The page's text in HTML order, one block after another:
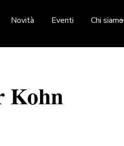
Novità Eventi Chi siamo
Kohn